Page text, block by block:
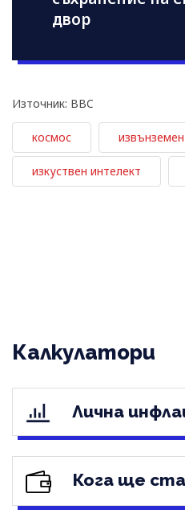
двор
Източник: BBC
космос
изкуствен интелект
Калкулатори
Лична
Кога ще